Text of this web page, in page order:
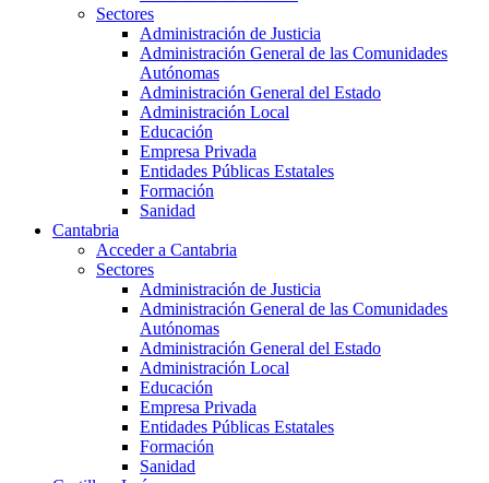
Sectores
Administración de Justicia
Administración General de las Comunidades
Autónomas
Administración General del Estado
Administración Local
Educación
Empresa Privada
Entidades Públicas Estatales
Formación
Sanidad
Cantabria
Acceder a Cantabria
Sectores
Administración de Justicia
Administración General de las Comunidades
Autónomas
Administración General del Estado
Administración Local
Educación
Empresa Privada
Entidades Públicas Estatales
Formación
Sanidad